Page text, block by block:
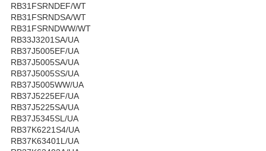
RB31FSRNDEF/WT
RB31FSRNDSA/WT
RB31FSRNDWW/WT
RB33J3201SA/UA
RB37J5005EF/UA
RB37J5005SA/UA
RB37J5005SS/UA
RB37J5005WW/UA
RB37J5225EF/UA
RB37J5225SA/UA
RB37J5345SL/UA
RB37K6221S4/UA
RB37K63401L/UA